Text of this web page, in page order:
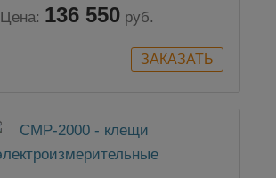
Цена: 136 550 руб.